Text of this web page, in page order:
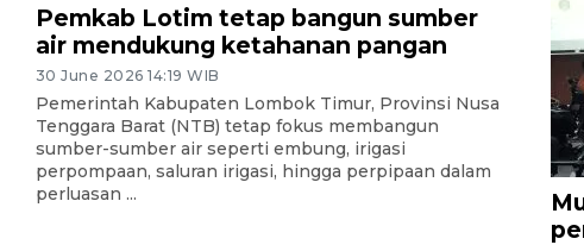
Pemkab Lotim tetap bangun sumber
air mendukung ketahanan pangan
30 June 2026 14:19 WIB
Pemerintah Kabupaten Lombok Timur, Provinsi Nusa
Tenggara Barat (NTB) tetap fokus membangun
sumber-sumber air seperti embung, irigasi
perpompaan, saluran irigasi, hingga perpipaan dalam
perluasan ...